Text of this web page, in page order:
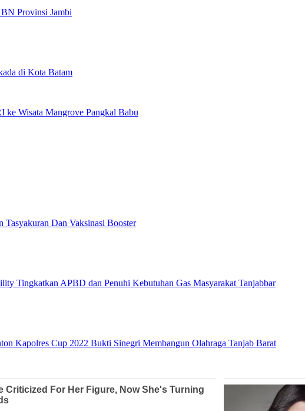
Provinsi Jambi
di Kota Batam
ke Wisata Mangrove Pangkal Babu
Dan Vaksinasi Booster
Tingkatkan APBD dan Penuhi Kebutuhan Gas Masyarakat Tanjabbar
Kapolres Cup 2022 Bukti Sinegri Membangun Olahraga Tanjab Barat